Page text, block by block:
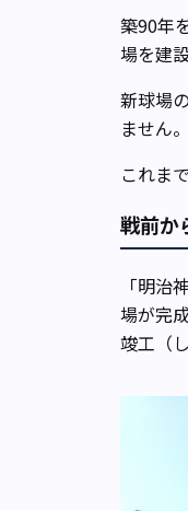
築90年
場を建
新球場
ません。
これま
戦前か
「明
場が完
竣工（